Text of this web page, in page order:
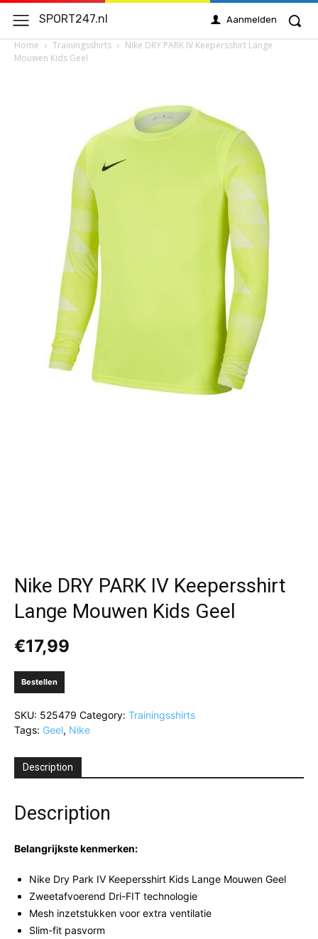
SPORT247.nl Aanmelden
Home Trainingsshirts
Nike DRY PARK IV Keepersshirt Lange
Mouwen Kids Geel
Nike DRY PARK IV Keepersshirt
Lange Mouwen Kids Geel
€17,99
Bestellen
SKU: 525479 Category: Trainingsshirts
Tags: Geel, Nike
Description
Description
Belangrijkste kenmerken:
Nike Dry Park IV Keepersshirt Kids Lange Mouwen Geel
Zweetafvoerend Dri-FIT technologie
Mesh inzetstukken voor extra ventilatie
Slim-fit pasvorm